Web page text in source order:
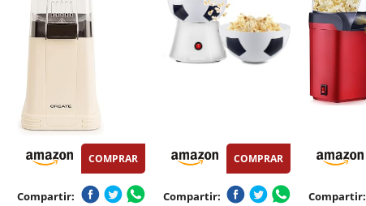
COMPRAR
Compartir:
COMPRAR
Compartir: Compartir: